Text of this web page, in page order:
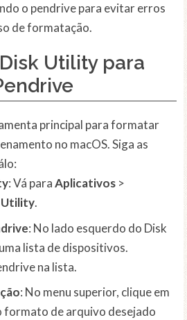
o pendrive para evitar erros
de formatação.
Utility para
principal para formatar
no macOS. Siga as
: Vá paraAplicativos >
Utility.
: No lado esquerdo do Disk
lista de dispositivos.
na lista.
: No menu superior, clique em
formato de arquivo desejado